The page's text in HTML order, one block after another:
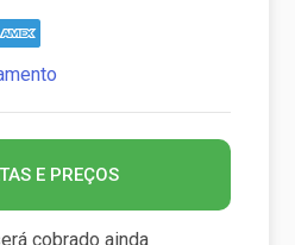
E PREÇOS
cobrado ainda